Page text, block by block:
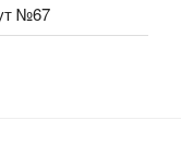
№67